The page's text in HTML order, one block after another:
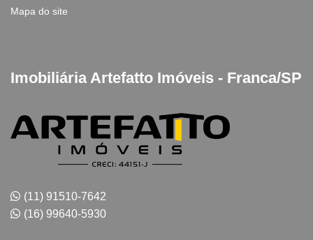
Mapa do site
Imobiliária Artefatto Imóveis - Franca/SP
(11) 91510-7642
(16) 99640-5930